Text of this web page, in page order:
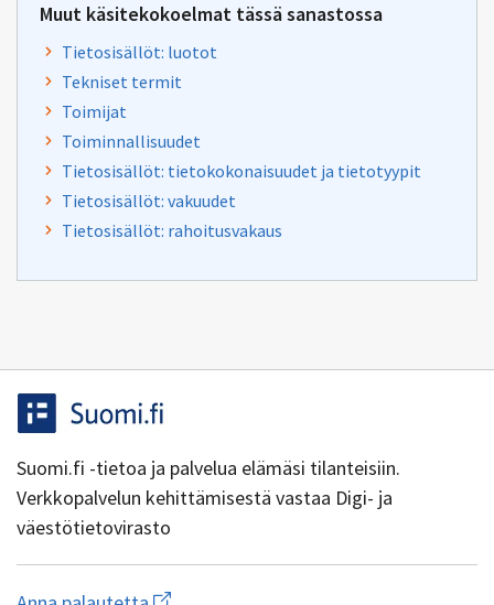
Muut käsitekokoelmat tässä sanastossa
Tietosisällöt: luotot
Tekniset termit
Toimijat
Toiminnallisuudet
Tietosisällöt: tietokokonaisuudet ja tietotyypit
Tietosisällöt: vakuudet
Tietosisällöt: rahoitusvakaus
Suomi.fi -tietoa ja palvelua elämäsi tilanteisiin.
Verkkopalvelun kehittämisestä vastaa Digi- ja
väestötietovirasto
Aloita